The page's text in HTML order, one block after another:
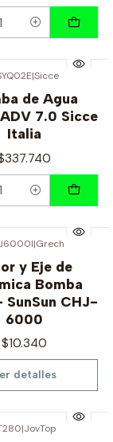
|Sicce
de Agua
7.0 Sicce
Italia
|Grech
y Eje de
Bomba
SunSun CHJ-
6000
$10.340
detalles
|JovTop